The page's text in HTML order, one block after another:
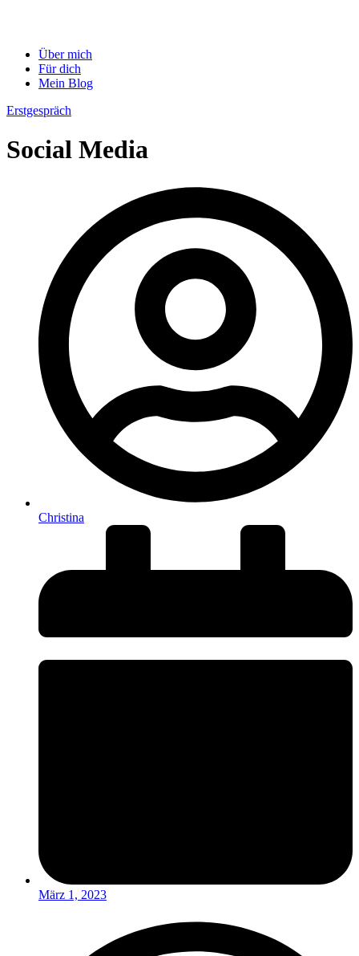
Über mich
Für dich
Mein Blog
Erstgespräch
Social Media
Christina
März 1, 2023